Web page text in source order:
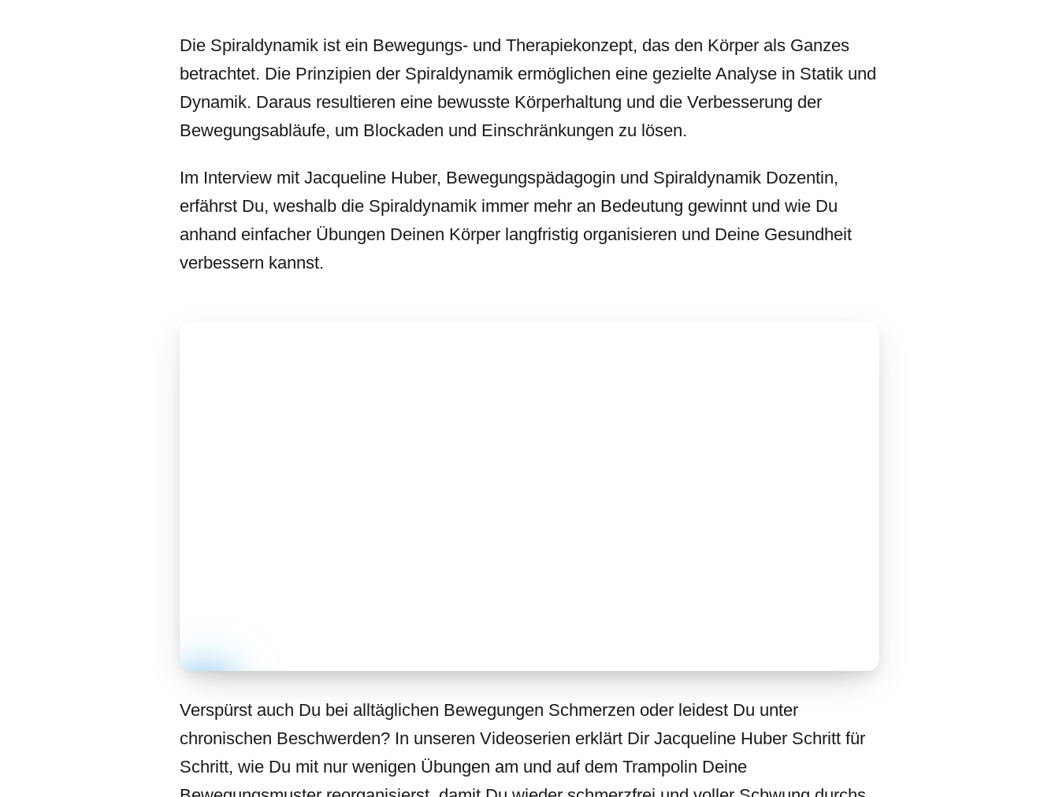
Die Spiraldynamik ist ein Bewegungs- und Therapiekonzept, das den Körper als Ganzes
betrachtet. Die Prinzipien der Spiraldynamik ermöglichen eine gezielte Analyse in Statik und
Dynamik. Daraus resultieren eine bewusste Körperhaltung und die Verbesserung der
Bewegungsabläufe, um Blockaden und Einschränkungen zu lösen.
Im Interview mit Jacqueline Huber, Bewegungspädagogin und Spiraldynamik Dozentin,
erfährst Du, weshalb die Spiraldynamik immer mehr an Bedeutung gewinnt und wie Du
anhand einfacher Übungen Deinen Körper langfristig organisieren und Deine Gesundheit
verbessern kannst.
Verspürst auch Du bei alltäglichen Bewegungen Schmerzen oder leidest Du unter
chronischen Beschwerden? In unseren Videoserien erklärt Dir Jacqueline Huber Schritt für
Schritt, wie Du mit nur wenigen Übungen am und auf dem Trampolin Deine